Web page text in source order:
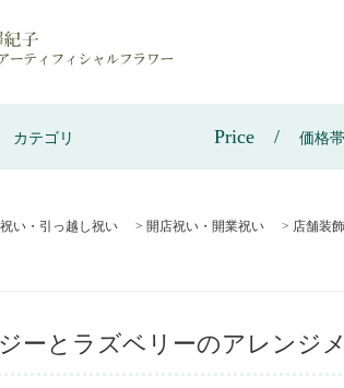
カテゴリ Price 価格帯
い・引っ越し祝い > 開店祝い・開業祝い > 店舗装
ーとラズベリーのアレンジ